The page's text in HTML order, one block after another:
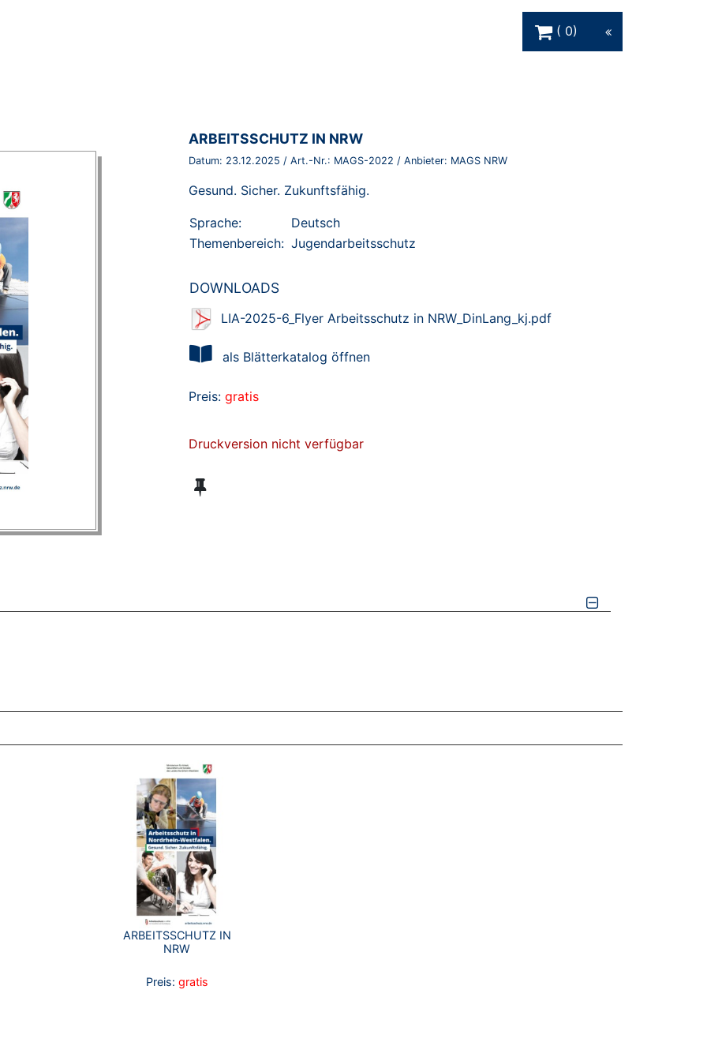
0
BROSCHÜRE:
ARBEITSSCHUTZ IN NRW
Datum: 23.12.2025 / Art.-Nr.: MAGS-2022 / Anbieter: MAGS NRW
Gesund. Sicher. Zukunftsfähig.
Sprache:
Deutsch
Themenbereich: Jugendarbeitsschutz
DOWNLOADS
LIA-2025-6_Flyer Arbeitsschutz in NRW_DinLang_kj.pdf
als Blätterkatalog öffnen
Preis: gratis
Druckversion nicht verfügbar
ANGESEHENE BROSCHÜREN
ARBEITSSCHUTZ IN
NRW
Preis: gratis